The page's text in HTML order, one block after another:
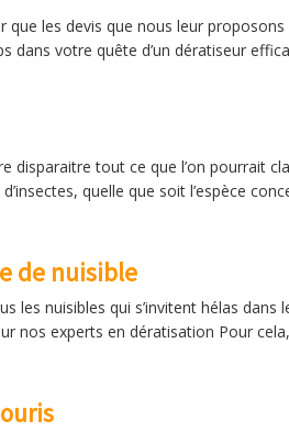
les devis que nous leur
votre quête d’un dératiseur
tout ce que l’on pourrait
quelle que soit l’espèce
de nuisible
nuisibles qui s’invitent hélas
experts en dératisation Pour